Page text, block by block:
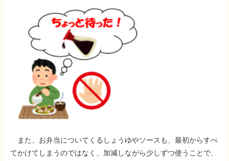
また、お弁当についてくるしょうゆやソースも、最初からすべ
てかけてしまうのではなく、加減しながら少しずつ使うことで、